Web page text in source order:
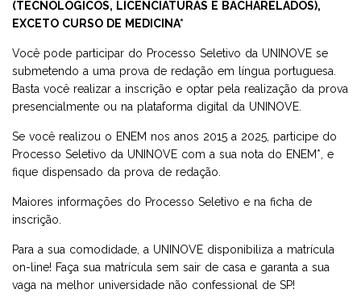
(TECNOLÓGICOS, LICENCIATURAS E BACHARELADOS),
EXCETO CURSO DE MEDICINA*
Você pode participar do Processo Seletivo da UNINOVE se
submetendo a uma prova de redação em língua portuguesa.
Basta você realizar a inscrição e optar pela realização da prova
presencialmente ou na plataforma digital da UNINOVE.
Se você realizou o ENEM nos anos 2015 a 2025, participe do
Processo Seletivo da UNINOVE com a sua nota do ENEM*, e
fique dispensado da prova de redação.
Maiores informações do Processo Seletivo e na ficha de
inscrição.
Para a sua comodidade, a UNINOVE disponibiliza a matrícula
on-line! Faça sua matrícula sem sair de casa e garanta a sua
vaga na melhor universidade não confessional de SP!